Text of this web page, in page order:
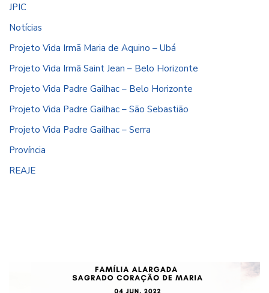
JPIC
Notícias
Projeto Vida Irmã Maria de Aquino – Ubá
Projeto Vida Irmã Saint Jean – Belo Horizonte
Projeto Vida Padre Gailhac – Belo Horizonte
Projeto Vida Padre Gailhac – São Sebastião
Projeto Vida Padre Gailhac – Serra
Província
REAJE